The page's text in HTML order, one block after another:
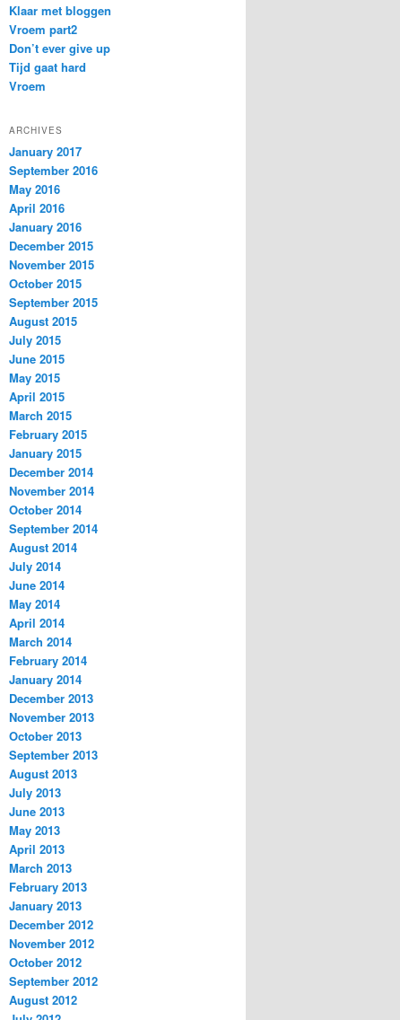
Klaar met bloggen
Vroem part2
Don’t ever give up
Tijd gaat hard
Vroem
ARCHIVES
January 2017
September 2016
May 2016
April 2016
January 2016
December 2015
November 2015
October 2015
September 2015
August 2015
July 2015
June 2015
May 2015
April 2015
March 2015
February 2015
January 2015
December 2014
November 2014
October 2014
September 2014
August 2014
July 2014
June 2014
May 2014
April 2014
March 2014
February 2014
January 2014
December 2013
November 2013
October 2013
September 2013
August 2013
July 2013
June 2013
May 2013
April 2013
March 2013
February 2013
January 2013
December 2012
November 2012
October 2012
September 2012
August 2012